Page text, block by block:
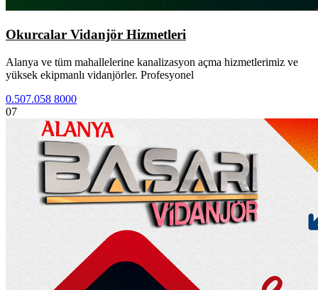
Okurcalar Vidanjör Hizmetleri
Alanya ve tüm mahallelerine kanalizasyon açma hizmetlerimiz ve
yüksek ekipmanlı vidanjörler. Profesyonel
0.507.058 8000
07